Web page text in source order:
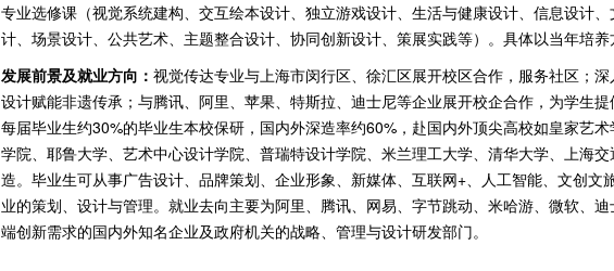
专业选修课（视觉系统建构、交互绘本设计、独立游戏设计、生活与健康设计、信息设计
计、场景设计、公共艺术、主题整合设计、协同创新设计、策展实践等）。具体以当年培养
发展前景及就业方向： 视觉传达专业与上海市闵行区、徐汇区展开校区合作，服务社区；深
设计赋能非遗传承；与腾讯、阿里、苹果、特斯拉、迪士尼等企业展开校企合作，为学生提
每届毕业生约30%的毕业生本校保研，国内外深造率约60% ，赴国内外顶尖高校如皇家艺
学院、耶鲁大学、艺术中心设计学院、普瑞特设计学院、米兰理工大学、清华大学、上海
造。毕业生可从事广告设计、品牌策划、企业形象、新媒体、互联网+、人工智能、文创文
业的策划、设计与管理。就业去向主要为阿里、腾讯、网易、字节跳动、米哈游、微软、
端创新需求的国内外知名企业及政府机关的战略、管理与设计研发部门。